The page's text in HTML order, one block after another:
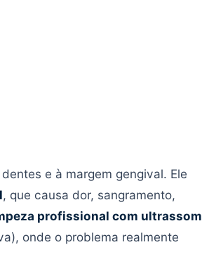
e à margem gengival. Ele
, que causa dor, sangramento,
profissional com ultrassom
onde o problema realmente